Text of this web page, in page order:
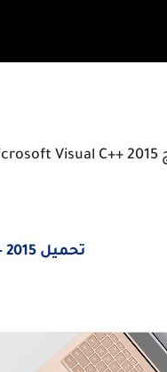
تحميل